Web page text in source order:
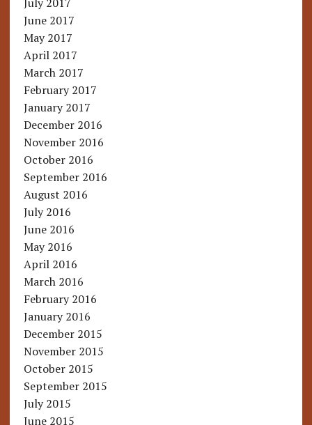
June 2017
May 2017
April 2017
March 2017
February 2017
January 2017
December 2016
November 2016
October 2016
September 2016
August 2016
July 2016
June 2016
May 2016
April 2016
March 2016
February 2016
January 2016
December 2015
November 2015
October 2015
September 2015
July 2015
June 2015